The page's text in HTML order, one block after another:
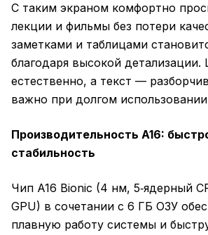
С таким экраном комфортно
лекции и фильмы без потери
заметками и таблицами
благодаря высокой детализации.
естественно, а текст —
важно при долгом
Производительность A16:
стабильность
Чип A16 Bionic (4 нм, 5‑ядерный
GPU) в сочетании с 6 ГБ ОЗУ
плавную работу системы и